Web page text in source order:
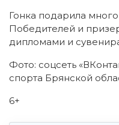
Гонка подарила
Победителей и
дипломами и
Фото: соцсеть
спорта Брянской
6+